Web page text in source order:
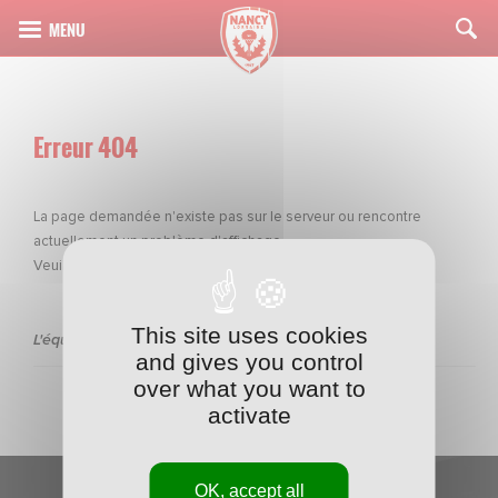
Erreur 404
La page demandée n'existe pas sur le serveur ou rencontre
actuellement un problème d'affichage
Veuillez nous excuser pour la gêne occasionnée
L'équipe de rédaction de l'ASNL
This site uses cookies
and gives you control
over what you want to
activate
OK, accept all